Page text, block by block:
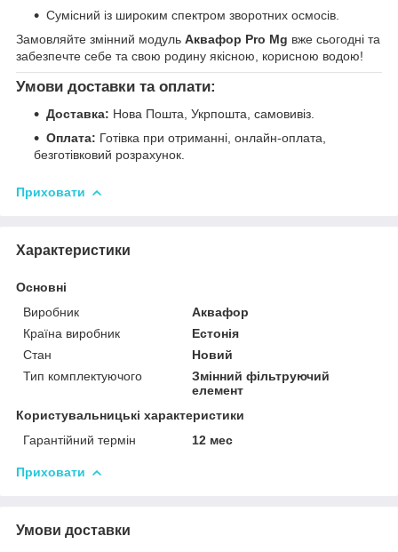
Сумісний із широким спектром зворотних осмосів.
Замовляйте змінний модуль Аквафор Pro Mg вже сьогодні та
забезпечте себе та свою родину якісною, корисною водою!
Умови доставки та оплати:
Доставка: Нова Пошта, Укрпошта, самовивіз.
Оплата: Готівка при отриманні, онлайн-оплата,
безготівковий розрахунок.
Приховати
Характеристики
Основні
Виробник
Аквафор
Країна виробник
Естонія
Стан
Новий
Тип комплектуючого
Змінний фільтруючий
елемент
Користувальницькі характеристики
Гарантійний термін
12 мес
Приховати
Умови доставки